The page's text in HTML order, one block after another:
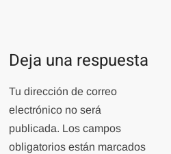
Deja una respuesta
Tu dirección de correo
electrónico no será
publicada. Los campos
obligatorios están marcados